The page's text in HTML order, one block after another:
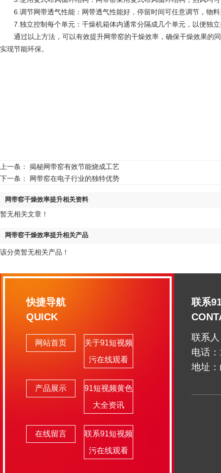
‌6.调节网带透气性能‌：网带透气性能好，停留时间可任意调节，物料
‌7.独立控制每个单元‌：干燥机箱体内通常分隔成几个单元，以便独立
通过以上方法，可以有效提升网带窑的干燥效率，确保干燥效果的
实现节能环保。
上一条： 揭秘网带窑有效节能烧成工艺
下一条： 网带窑在电子行业的独特优势
网带窑干燥效率提升相关资料
暂无相关文章！
网带窑干燥效率提升相关产品
该分类暂无相关产品！
快捷导航
QUICK
网站首页 关于91短视频
污在线观看
产品展示 91短视频黄色
大全资讯
在线留言 联系91短视频
污在线观看
联系
联系
电话
地址